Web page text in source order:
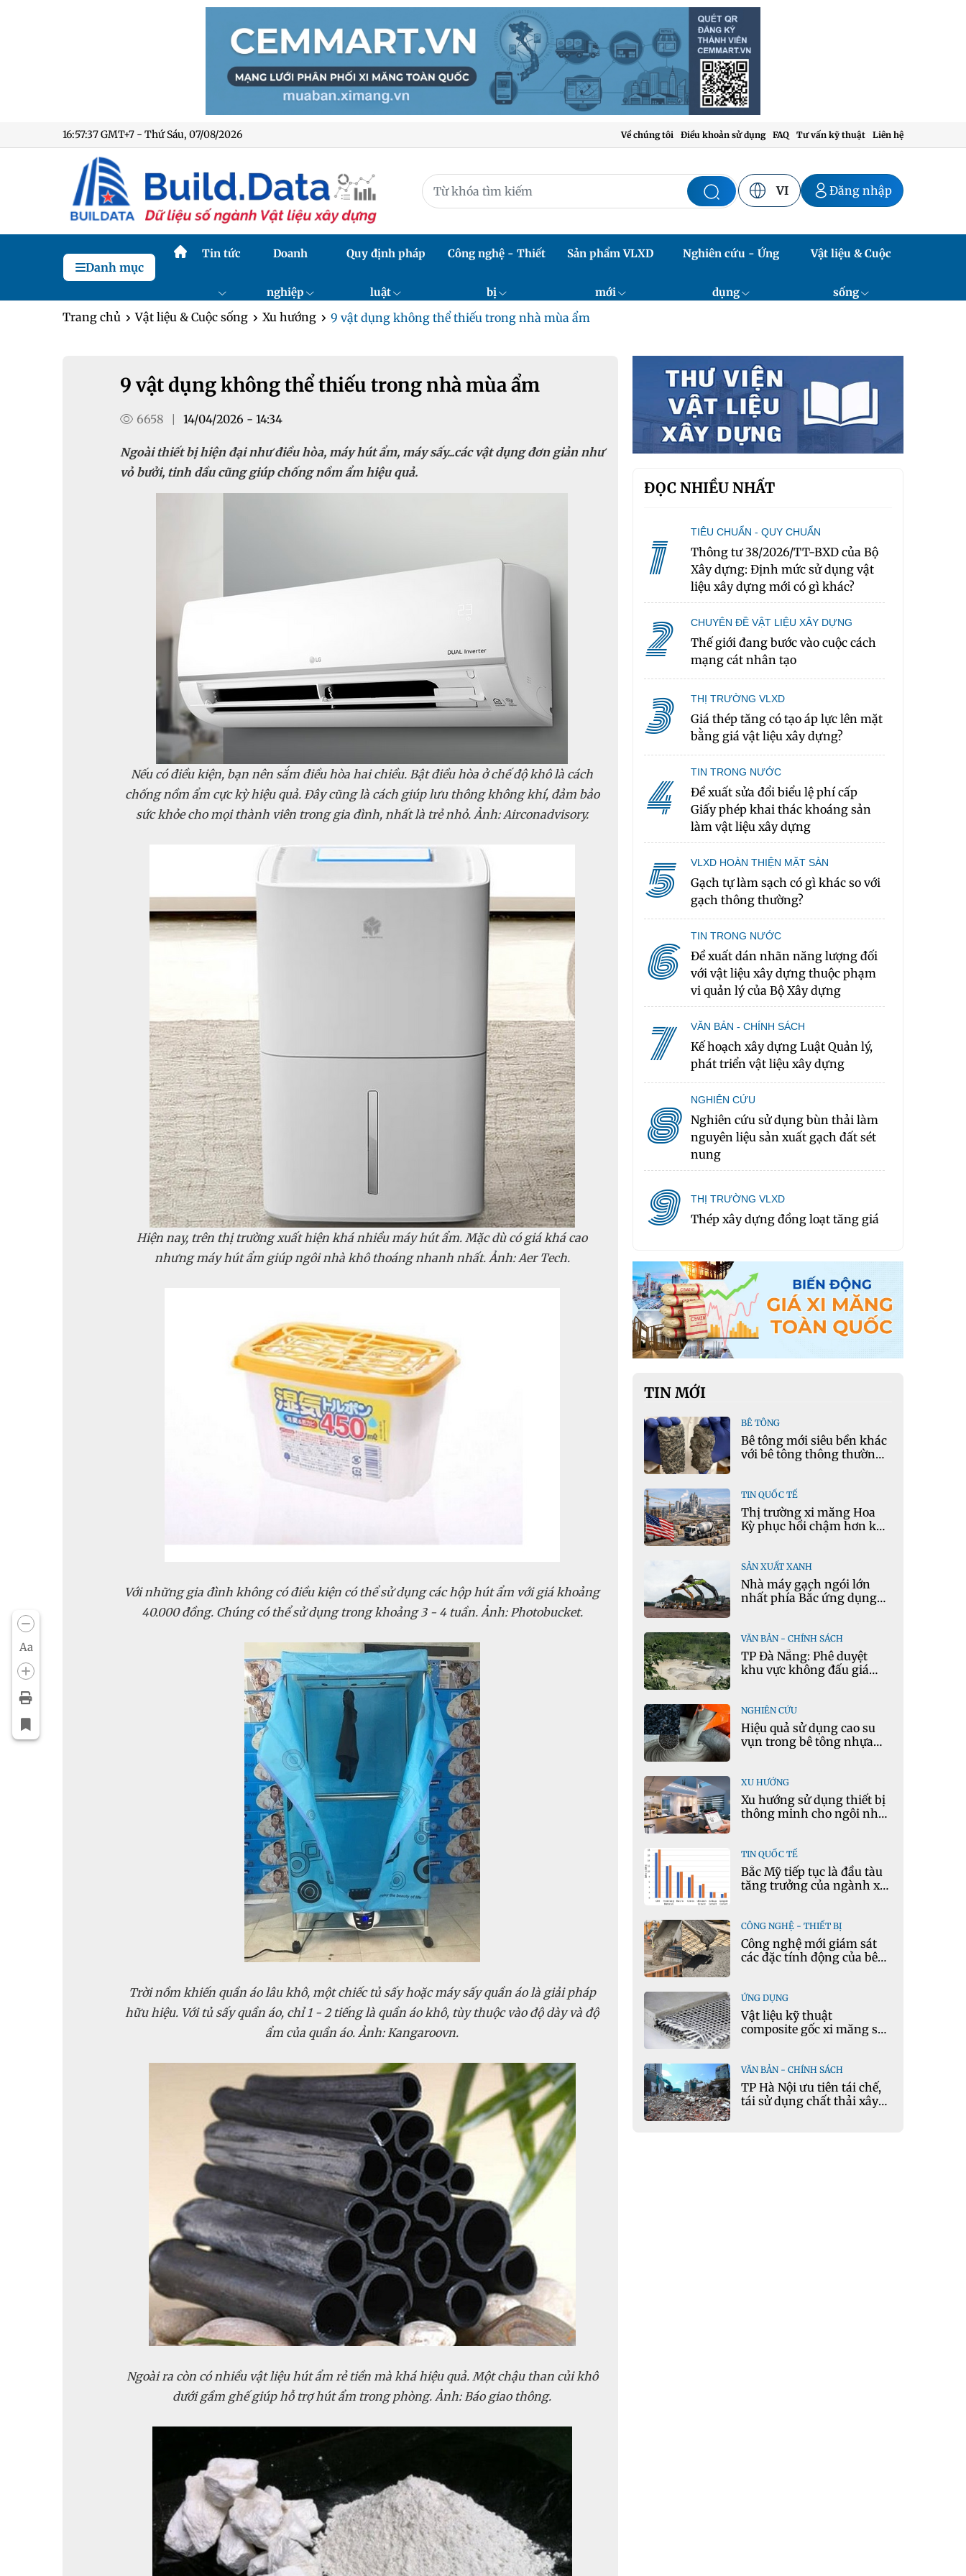
16:57:38 GMT+7 - Thứ Sáu, 07/08/2026 Về chúng tôi Điều khoản sử dụng FAQ Tư vấn kỹ thuật Liên hệ
VI Đăng nhập
Danh mục
Tin tức Doanh
nghiệp
Quy định pháp
luật
Công nghệ - Thiết
bị
Sản phẩm VLXD
mới
Nghiên cứu - Ứng
dụng
Vật liệu & Cuộc
sống
Trang chủ Vật liệu & Cuộc sống Xu hướng 9 vật dụng không thể thiếu trong nhà mùa ẩm
Aa
9 vật dụng không thể thiếu trong nhà mùa ẩm
6658 14/04/2026 - 14:34
Ngoài thiết bị hiện đại như điều hòa, máy hút ẩm, máy sấy...các vật dụng đơn giản như
vỏ bưởi, tinh dầu cũng giúp chống nồm ẩm hiệu quả.
Nếu có điều kiện, bạn nên sắm điều hòa hai chiều. Bật điều hòa ở chế độ khô là cách
chống nồm ẩm cực kỳ hiệu quả. Đây cũng là cách giúp lưu thông không khí, đảm bảo
sức khỏe cho mọi thành viên trong gia đình, nhất là trẻ nhỏ. Ảnh: Airconadvisory.
Hiện nay, trên thị trường xuất hiện khá nhiều máy hút ẩm. Mặc dù có giá khá cao
nhưng máy hút ẩm giúp ngôi nhà khô thoáng nhanh nhất. Ảnh: Aer Tech.
Với những gia đình không có điều kiện có thể sử dụng các hộp hút ẩm với giá khoảng
40.000 đồng. Chúng có thể sử dụng trong khoảng 3 - 4 tuần. Ảnh: Photobucket.
Trời nồm khiến quần áo lâu khô, một chiếc tủ sấy hoặc máy sấy quần áo là giải pháp
hữu hiệu. Với tủ sấy quần áo, chỉ 1 - 2 tiếng là quần áo khô, tùy thuộc vào độ dày và độ
ẩm của quần áo. Ảnh: Kangaroovn.
Ngoài ra còn có nhiều vật liệu hút ẩm rẻ tiền mà khá hiệu quả. Một chậu than củi khô
dưới gầm ghế giúp hỗ trợ hút ẩm trong phòng. Ảnh: Báo giao thông.
ĐỌC NHIỀU NHẤT
1 TIÊU CHUẨN - QUY CHUẨN
Thông tư 38/2026/TT-BXD của Bộ
Xây dựng: Định mức sử dụng vật
liệu xây dựng mới có gì khác?
2 CHUYÊN ĐỀ VẬT LIỆU XÂY DỰNG
Thế giới đang bước vào cuộc cách
mạng cát nhân tạo
3 THỊ TRƯỜNG VLXD
Giá thép tăng có tạo áp lực lên mặt
bằng giá vật liệu xây dựng?
4 TIN TRONG NƯỚC
Đề xuất sửa đổi biểu lệ phí cấp
Giấy phép khai thác khoáng sản
làm vật liệu xây dựng
5 VLXD HOÀN THIỆN MẶT SÀN
Gạch tự làm sạch có gì khác so với
gạch thông thường?
6 TIN TRONG NƯỚC
Đề xuất dán nhãn năng lượng đối
với vật liệu xây dựng thuộc phạm
vi quản lý của Bộ Xây dựng
7 VĂN BẢN - CHÍNH SÁCH
Kế hoạch xây dựng Luật Quản lý,
phát triển vật liệu xây dựng
8 NGHIÊN CỨU
Nghiên cứu sử dụng bùn thải làm
nguyên liệu sản xuất gạch đất sét
nung
9 THỊ TRƯỜNG VLXD
Thép xây dựng đồng loạt tăng giá
TIN MỚI
BÊ TÔNG
Bê tông mới siêu bền khác
với bê tông thông thường
TIN QUỐC TẾ
Thị trường xi măng Hoa
Kỳ phục hồi chậm hơn kỳ
SẢN XUẤT XANH
Nhà máy gạch ngói lớn
nhất phía Bắc ứng dụng
VĂN BẢN - CHÍNH SÁCH
TP Đà Nẵng: Phê duyệt
khu vực không đấu giá
NGHIÊN CỨU
Hiệu quả sử dụng cao su
vụn trong bê tông nhựa
XU HƯỚNG
Xu hướng sử dụng thiết bị
thông minh cho ngôi nhà
TIN QUỐC TẾ
Bắc Mỹ tiếp tục là đầu tàu
tăng trưởng của ngành xi
CÔNG NGHỆ - THIẾT BỊ
Công nghệ mới giám sát
các đặc tính động của bê
ỨNG DỤNG
Vật liệu kỹ thuật
composite gốc xi măng sử
trong xây dựng hạ tầng
giao thông
VĂN BẢN - CHÍNH SÁCH
TP Hà Nội ưu tiên tái chế,
tái sử dụng chất thải xây